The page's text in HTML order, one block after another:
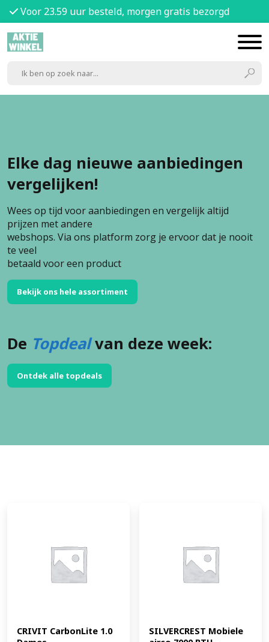
Voor 23.59 uur besteld, morgen gratis bezorgd
Elke dag nieuwe aanbiedingen
vergelijken!
Wees op tijd voor aanbiedingen en vergelijk altijd
prijzen met andere
webshops. Via ons platform zorg je ervoor dat je nooit
te veel
betaald voor een product
Bekijk ons hele assortiment
De Topdealvan deze week:
Ontdek alle topdeals
CRIVIT CarbonLite 1.0
SILVERCREST Mobiele